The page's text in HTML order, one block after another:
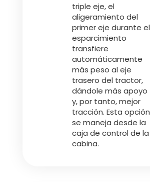
triple eje, el
aligeramiento del
primer eje durante el
esparcimiento
transfiere
automáticamente
más peso al eje
trasero del tractor,
dándole más apoyo
y, por tanto, mejor
tracción. Esta opción
se maneja desde la
caja de control de la
cabina.